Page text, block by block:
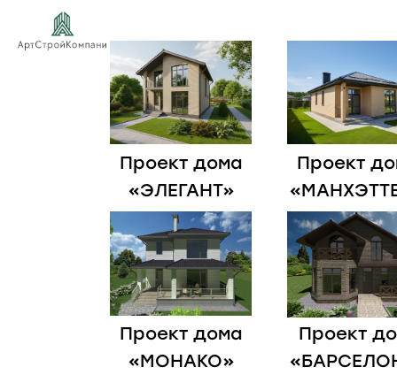
Проект дома
«ЭЛЕГАНТ»
Проект
Проект дома
«МОНАКО»
Проект